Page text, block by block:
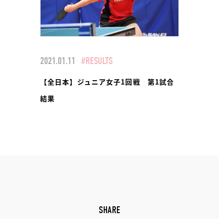
2021.01.11 #RESULTS
【全日本】ジュニア女子1回戦 第1試合
結果
SHARE